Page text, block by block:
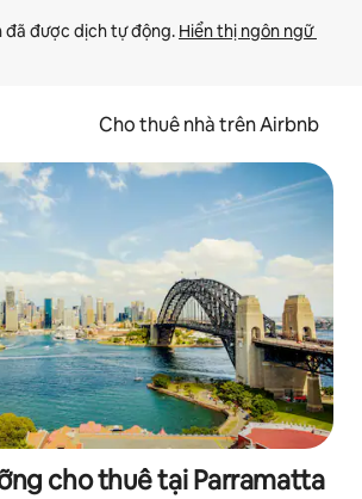
đã được dịch tự động. Hiển thị ngôn ngữ
Cho thuê nhà trên Airbnb
cho thuê tại Parramatta